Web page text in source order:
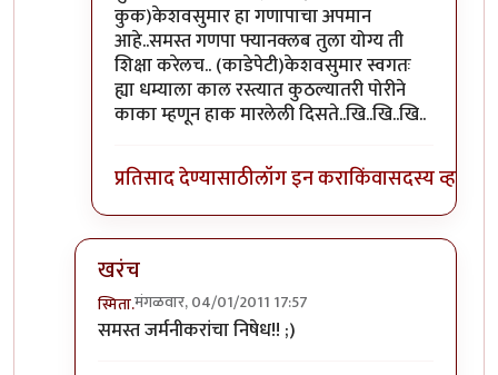
कुक)केशवसुमार हा गणापाचा अपमान
आहे..समस्त गणपा फ्यानक्लब तुला योग्य ती
शिक्षा करेलच.. (काडेपेटी)केशवसुमार स्वगतः
ह्या धम्याला काल रस्त्यात कुठल्यातरी पोरीने
काका म्हणून हाक मारलेली दिसते..खि..खि..खि..
प्रतिसाद देण्यासाठीलॉग इन कराकिंवासदस्य व्हा
खरंच
स्मिता.मंगळवार, 04/01/2011 17:57
In reply toआता हे म्हणजे दुसर्‍यांच्या
समस्त जर्मनीकरांचा निषेध!! ;)